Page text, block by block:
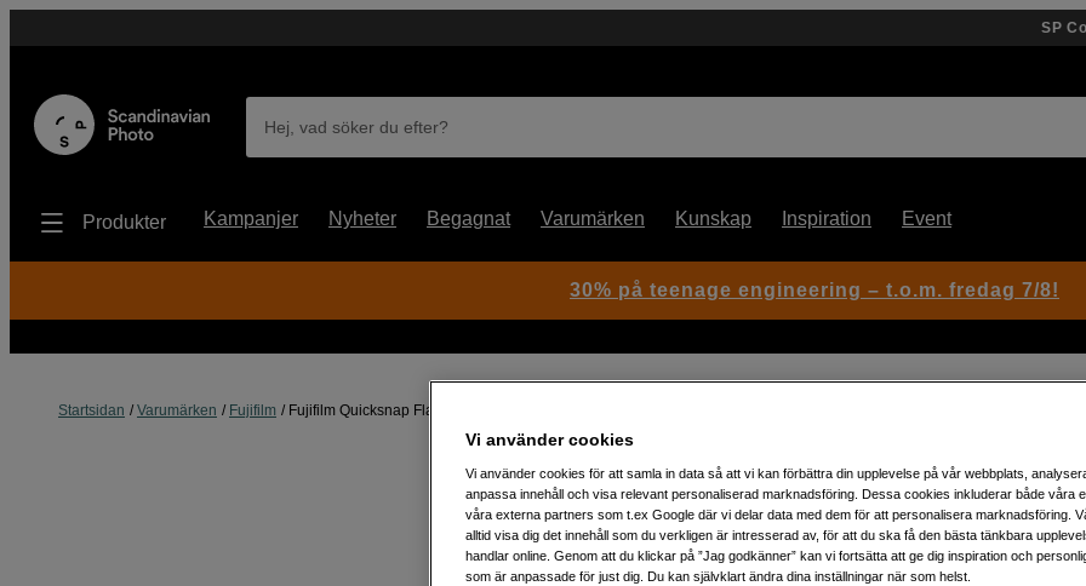
SP
Hej, vad söker du efter?
Produkter Kampanjer Nyheter Begagnat Varumärken Kunskap Inspiration Event
Startsidan Varumärken Fujifilm Fujifilm Quicksnap Flash 400/27 New design
Artikelnummer: 1103526
Lättanvänd engångskamera
inbyggd blixt
30% på teenage engineering – t.o.m. fredag 7/8!
Vi använder cookies
Vi använder cookies för att samla in data så att vi kan förbättra din upplevelse på vår webbplats,
anpassa innehåll och visa relevant personaliserad marknadsföring. Dessa cookies inkluderar både våra
våra externa partners som t.ex Google där vi delar data med dem för att personalisera marknadsföring.
alltid visa dig det innehåll som du verkligen är intresserad av, för att du ska få den bästa tänkbara
handlar online. Genom att du klickar på ”Jag godkänner” kan vi fortsätta att ge dig inspiration och
som är anpassade för just dig. Du kan självklart ändra dina inställningar när som helst.